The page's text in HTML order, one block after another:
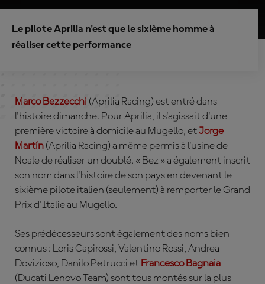
Le pilote Aprilia n'est que le sixième homme à
réaliser cette performance
Marco Bezzecchi (Aprilia Racing) est entré dans
l'histoire dimanche. Pour Aprilia, il s'agissait d'une
première victoire à domicile au Mugello, etJorge
Martín (Aprilia Racing) a même permis à l'usine de
Noale de réaliser un doublé. « Bez » a également inscrit
son nom dans l'histoire de son pays en devenant le
sixième pilote italien (seulement) à remporter le Grand
Prix d'Italie au Mugello.
Ses prédécesseurs sont également des noms bien
connus : Loris Capirossi, Valentino Rossi, Andrea
Dovizioso, Danilo Petrucci et Francesco Bagnaia
(Ducati Lenovo Team) sont tous montés sur la plus